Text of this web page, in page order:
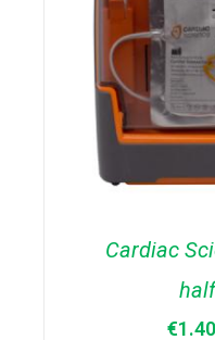
Cardiac
€